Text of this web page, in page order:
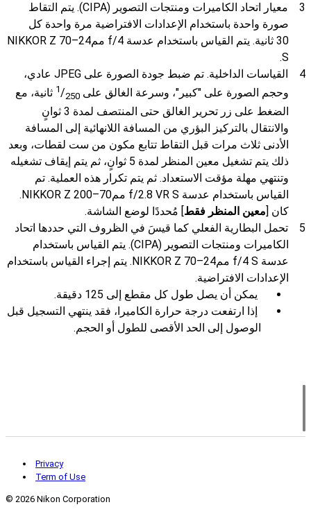
معيار اتحاد الكاميرات ومنتجات التصوير (CIPA). يتم التقاط
صورة واحدة باستخدام الإعدادات الافتراضية مرة واحدة كل
30 ثانية. يتم القياس باستخدام عدسة ‭NIKKOR Z ‫24–70‬‎‮مم‬ f/4
S‬.
القياسات الداخلية. تم ضبط جودة الصورة على JPEG عادي،
وحجم الصورة على "كبير"، وسرعة الغالق على
1‎/250
ثانية، مع
الضغط على زر تحرير الغالق حتى المنتصف لمدة 3 ثوانٍ
والانتقال بالتركيز البؤري من المسافة اللانهائية إلى المسافة
الأدنى ثلاث مرات قبل التقاط تتابع مكون من ست لقطات، وبعد
ذلك يتم تشغيل معين المنظر لمدة 5 ثوانٍ، ثم يتم إيقاف تشغيله
وتنتهي مهلة مؤقت الاستعداد. ثم يتم تكرار هذه العملية. تم
القياس باستخدام عدسة ‭NIKKOR Z ‫70–200‬‎‮مم‬ f/2.8 VR S‬.
كان [معين المنظر فقط] مُحددًا لوضع الشاشة.
تحمل البطارية الفعلي كما قيسَ في الظروف التي حددها اتحاد
الكاميرات ومنتجات التصوير (CIPA). يتم القياس باستخدام
عدسة ‭NIKKOR Z ‫24–70‬‎‮مم‬ f/4 S‬. يتم إجراء القياس باستخدام
الإعدادات الافتراضية.
يمكن أن يصل طول كل مقطع إلى 125 دقيقة.
إذا ارتفعت درجة حرارة الكاميرا، فقد ينتهي التسجيل قبل
الوصول إلى الحد الأقصى للطول أو الحجم.
Privacy
Term of Use
© 2026 Nikon Corporation